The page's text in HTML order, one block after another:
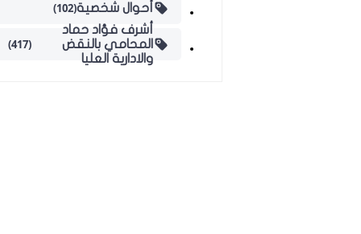
أحوال شخصية(102)
أشرف فؤاد حماد
المحامي بالنقض
والادارية العليا
(417)